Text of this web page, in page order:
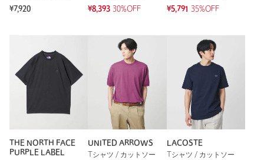
¥7,920
¥8,393 30%OFF
¥5,791
35%OFF
THE NORTH FACE
PURPLE LABEL
UNITED ARROWS
Tシャツ / カットソー
LACOSTE
Tシャツ / カットソー